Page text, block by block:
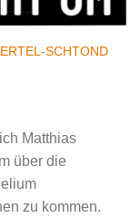
SCHTOND
Matthias
über die
zu kommen.